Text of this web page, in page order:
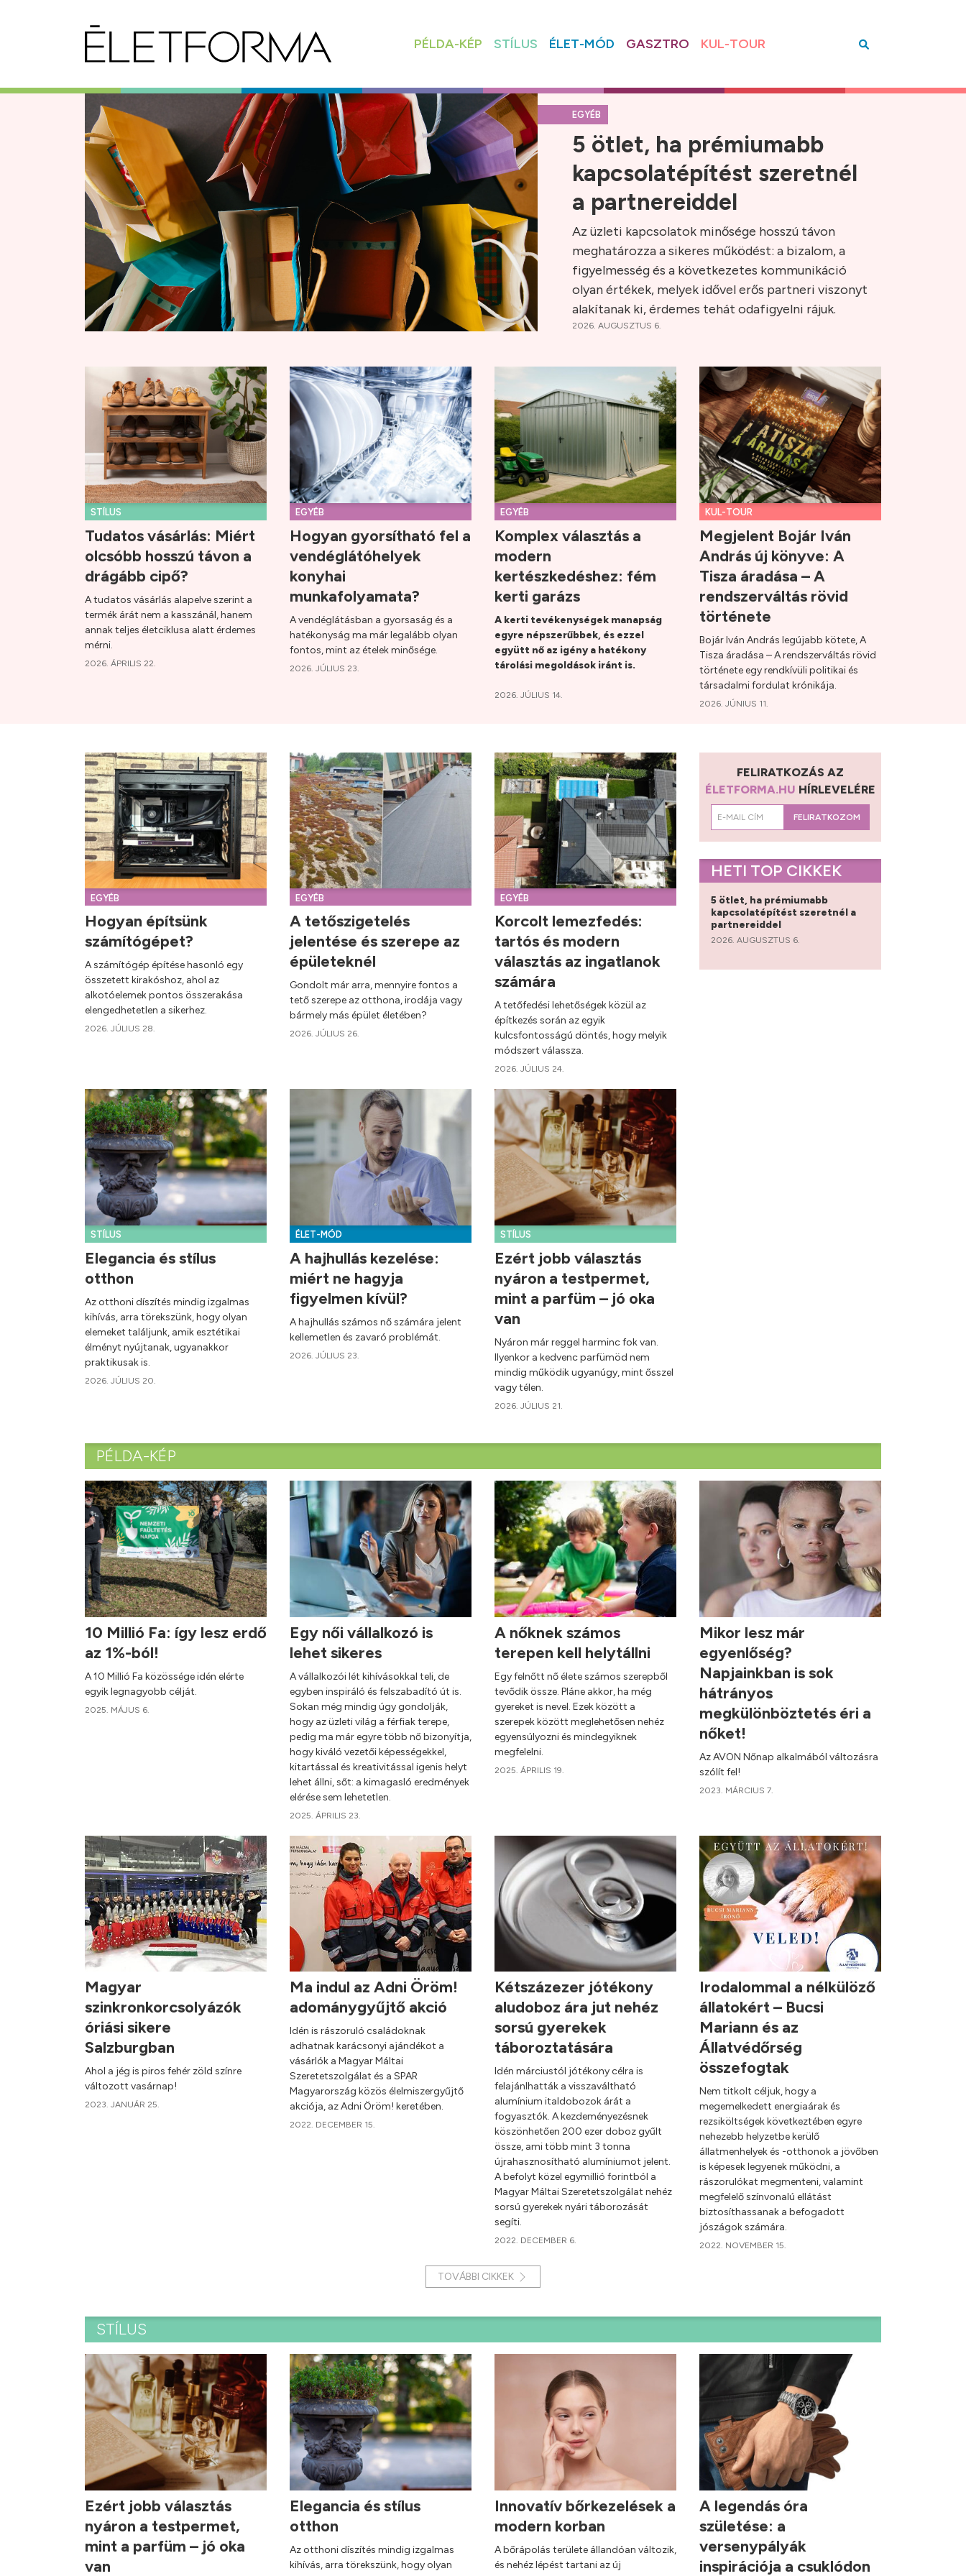
PÉLDA-KÉP STÍLUS ÉLET-MÓD GASZTRO KUL-TOUR
EGYÉB
5 ötlet, ha prémiumabb
kapcsolatépítést szeretnél
a partnereiddel
Az üzleti kapcsolatok minősége hosszú távon
meghatározza a sikeres működést: a bizalom, a
figyelmesség és a következetes kommunikáció
olyan értékek, melyek idővel erős partneri viszonyt
alakítanak ki, érdemes tehát odafigyelni rájuk.
2026. AUGUSZTUS 6.
STÍLUS
Tudatos vásárlás: Miért
olcsóbb hosszú távon a
drágább cipő?
A tudatos vásárlás alapelve szerint a
termék árát nem a kasszánál, hanem
annak teljes életciklusa alatt érdemes
mérni.
2026. ÁPRILIS 22.
EGYÉB
Hogyan gyorsítható fel a
vendéglátóhelyek
konyhai
munkafolyamata?
A vendéglátásban a gyorsaság és a
hatékonyság ma már legalább olyan
fontos, mint az ételek minősége.
2026. JÚLIUS 23.
EGYÉB
Komplex választás a
modern
kertészkedéshez: fém
kerti garázs
A kerti tevékenységek manapság
egyre népszerűbbek, és ezzel
együtt nő az igény a hatékony
tárolási megoldások iránt is.
2026. JÚLIUS 14.
KUL-TOUR
Megjelent Bojár Iván
András új könyve: A
Tisza áradása – A
rendszerváltás rövid
története
Bojár Iván András legújabb kötete, A
Tisza áradása – A rendszerváltás rövid
története egy rendkívüli politikai és
társadalmi fordulat krónikája.
2026. JÚNIUS 11.
EGYÉB
Hogyan építsünk
számítógépet?
A számítógép építése hasonló egy
összetett kirakóshoz, ahol az
alkotóelemek pontos összerakása
elengedhetetlen a sikerhez.
2026. JÚLIUS 28.
EGYÉB
A tetőszigetelés
jelentése és szerepe az
épületeknél
Gondolt már arra, mennyire fontos a
tető szerepe az otthona, irodája vagy
bármely más épület életében?
2026. JÚLIUS 26.
EGYÉB
Korcolt lemezfedés:
tartós és modern
választás az ingatlanok
számára
A tetőfedési lehetőségek közül az
építkezés során az egyik
kulcsfontosságú döntés, hogy melyik
módszert válassza.
2026. JÚLIUS 24.
STÍLUS
Elegancia és stílus
otthon
Az otthoni díszítés mindig izgalmas
kihívás, arra törekszünk, hogy olyan
elemeket találjunk, amik esztétikai
élményt nyújtanak, ugyanakkor
praktikusak is.
2026. JÚLIUS 20.
ÉLET-MÓD
A hajhullás kezelése:
miért ne hagyja
figyelmen kívül?
A hajhullás számos nő számára jelent
kellemetlen és zavaró problémát.
2026. JÚLIUS 23.
STÍLUS
Ezért jobb választás
nyáron a testpermet,
mint a parfüm – jó oka
van
Nyáron már reggel harminc fok van.
Ilyenkor a kedvenc parfümöd nem
mindig működik ugyanúgy, mint ősszel
vagy télen.
2026. JÚLIUS 21.
FELIRATKOZÁS AZ
ÉLETFORMA.HU HÍRLEVELÉRE
FELIRATKOZOM
HETI TOP CIKKEK
5 ötlet, ha prémiumabb
kapcsolatépítést szeretnél a
partnereiddel
2026. AUGUSZTUS 6.
PÉLDA-KÉP
10 Millió Fa: így lesz erdő
az 1%-ból!
A 10 Millió Fa közössége idén elérte
egyik legnagyobb célját.
2025. MÁJUS 6.
Egy női vállalkozó is
lehet sikeres
A vállalkozói lét kihívásokkal teli, de
egyben inspiráló és felszabadító út is.
Sokan még mindig úgy gondolják,
hogy az üzleti világ a férfiak terepe,
pedig ma már egyre több nő bizonyítja,
hogy kiváló vezetői képességekkel,
kitartással és kreativitással igenis helyt
lehet állni, sőt: a kimagasló eredmények
elérése sem lehetetlen.
2025. ÁPRILIS 23.
A nőknek számos
terepen kell helytállni
Egy felnőtt nő élete számos szerepből
tevődik össze. Pláne akkor, ha még
gyereket is nevel. Ezek között a
szerepek között meglehetősen nehéz
egyensúlyozni és mindegyiknek
megfelelni.
2025. ÁPRILIS 19.
Mikor lesz már
egyenlőség?
Napjainkban is sok
hátrányos
megkülönböztetés éri a
nőket!
Az AVON Nőnap alkalmából változásra
szólít fel!
2023. MÁRCIUS 7.
Magyar
szinkronkorcsolyázók
óriási sikere
Salzburgban
Ahol a jég is piros fehér zöld színre
változott vasárnap!
2023. JANUÁR 25.
Ma indul az Adni Öröm!
adománygyűjtő akció
Idén is rászoruló családoknak
adhatnak karácsonyi ajándékot a
vásárlók a Magyar Máltai
Szeretetszolgálat és a SPAR
Magyarország közös élelmiszergyűjtő
akciója, az Adni Öröm! keretében.
2022. DECEMBER 15.
Kétszázezer jótékony
aludoboz ára jut nehéz
sorsú gyerekek
táboroztatására
Idén márciustól jótékony célra is
felajánlhatták a visszaváltható
alumínium italdobozok árát a
fogyasztók. A kezdeményezésnek
köszönhetően 200 ezer doboz gyűlt
össze, ami több mint 3 tonna
újrahasznosítható alumíniumot jelent.
A befolyt közel egymillió forintból a
Magyar Máltai Szeretetszolgálat nehéz
sorsú gyerekek nyári táborozását
segíti.
2022. DECEMBER 6.
Irodalommal a nélkülöző
állatokért – Bucsi
Mariann és az
Állatvédőrség
összefogtak
Nem titkolt céljuk, hogy a
megemelkedett energiaárak és
rezsiköltségek következtében egyre
nehezebb helyzetbe kerülő
állatmenhelyek és -otthonok a jövőben
is képesek legyenek működni, a
rászorulókat megmenteni, valamint
megfelelő színvonalú ellátást
biztosíthassanak a befogadott
jószágok számára.
2022. NOVEMBER 15.
TOVÁBBI CIKKEK
STÍLUS
Ezért jobb választás
nyáron a testpermet,
mint a parfüm – jó oka
van
Elegancia és stílus
otthon
Az otthoni díszítés mindig izgalmas
kihívás, arra törekszünk, hogy olyan
Innovatív bőrkezelések a
modern korban
A bőrápolás területe állandóan változik,
és nehéz lépést tartani az új
A legendás óra
születése: a
versenypályák
inspirációja a csuklódon